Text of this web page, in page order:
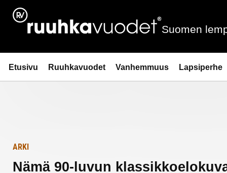
Siirry
sisältöön
Ruuhkavuodet.fi
Suomen
Etusivu Ruuhkavuodet Vanhemmuus Lapsiperhe
Etusivulle
ARKI
Nämä 90-luvun